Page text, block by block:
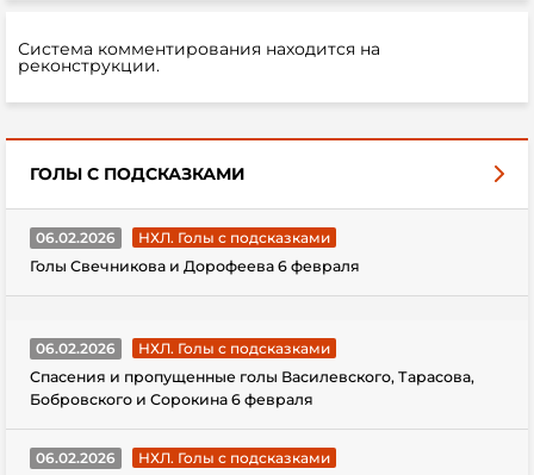
Система комментирования находится на
реконструкции.
ГОЛЫ С ПОДСКАЗКАМИ
06.02.2026
НХЛ. Голы с подсказками
Голы Свечникова и Дорофеева 6 февраля
06.02.2026
НХЛ. Голы с подсказками
Спасения и пропущенные голы Василевского, Тарасова,
Бобровского и Сорокина 6 февраля
06.02.2026
НХЛ. Голы с подсказками